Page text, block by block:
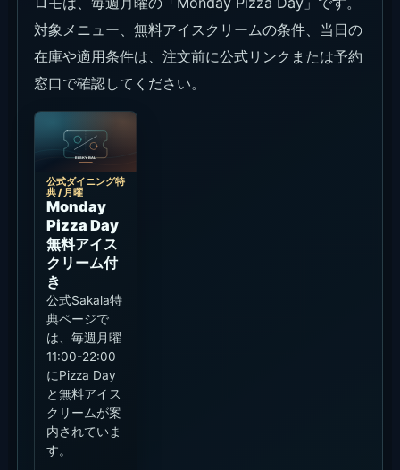
対象ピザ、無料
アイスクリーム
在庫、終了日の
有無は、注文前
に公式リンクま
たは予約窓口で
い。
Pizza Dayで無
料アイスクリー
ム付き
確認
2026-06-13に
公式特典ページ
で確認。終了日
は表示されてい
ません。
公式詳細
を見る
確認日：2026年6月13日